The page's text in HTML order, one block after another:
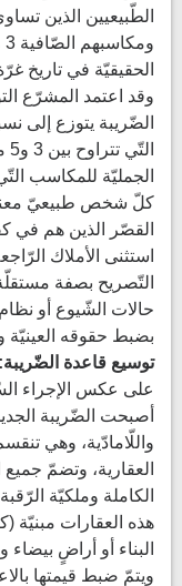
الطّبيعيين الذين
الحقيقيّة في تاريخ
وقد اعتمد المشرّع
كلّ شخص طبيعيّ معنيّ
القصّر الذين هم في
استثنى الأملاك
التّصريح بصفة
حالات الشّيوع أو
بضبط حقوقه العينيّة
توسيع قاعدة
على عكس الإجراء
أصبحت الضّريبة
واللّامادّية، وهي
العقارية، وتضمّ جميع
الكاملة وملكيّة
هذه العقارات مبنيّة
البناء أو أراضٍ
ويتمّ ضبط قيمتها